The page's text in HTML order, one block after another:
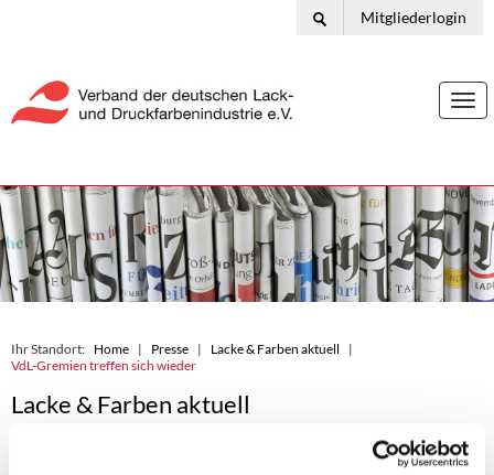
Mitgliederlogin
Ihr Standort: Home Presse
Lacke & Farben aktuell
VdL-Gremien treffen sich wieder
Lacke & Farben aktuell